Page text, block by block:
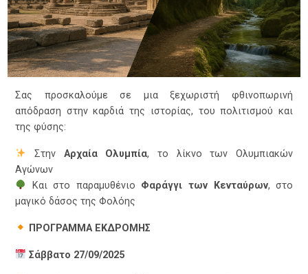
Σας προσκαλούμε σε μια ξεχωριστή φθινοπωρινή
απόδραση στην καρδιά της ιστορίας, του πολιτισμού και
της φύσης:
Στην Αρχαία Ολυμπία, το λίκνο των Ολυμπιακών
Αγώνων
Και στο παραμυθένιο Φαράγγι των Κενταύρων, στο
μαγικό δάσος της Φολόης
ΠΡΟΓΡΑΜΜΑ ΕΚΔΡΟΜΗΣ
Σάββατο 27/09/2025